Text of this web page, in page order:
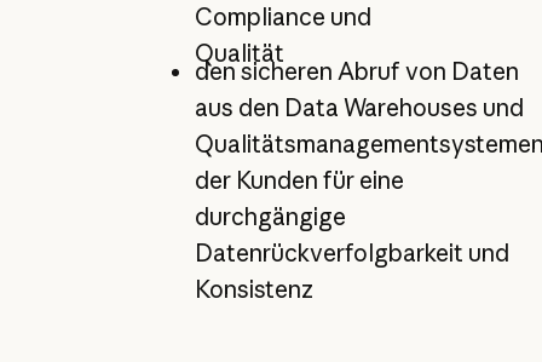
Compliance und
Qualität
den sicheren Abruf von Daten
aus den Data Warehouses und
der Kunden für eine
durchgängige
Datenrückverfolgbarkeit und
Konsistenz